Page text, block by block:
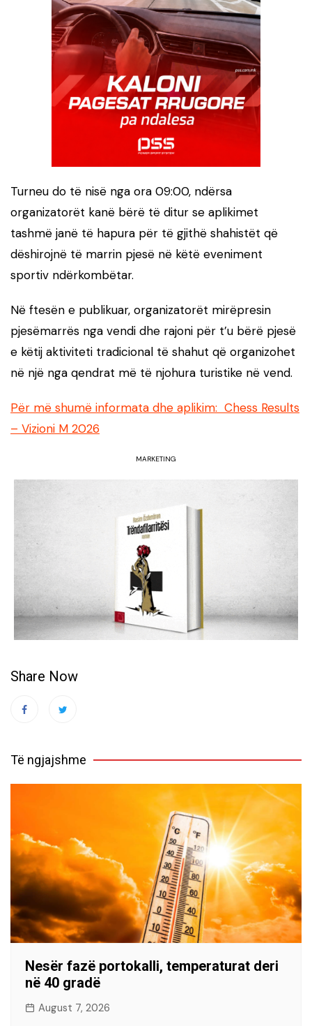
Turneu do të nisë nga ora 09:00, ndërsa
organizatorët kanë bërë të ditur se aplikimet
tashmë janë të hapura për të gjithë shahistët që
dëshirojnë të marrin pjesë në këtë eveniment
sportiv ndërkombëtar.
Në ftesën e publikuar, organizatorët mirëpresin
pjesëmarrës nga vendi dhe rajoni për t’u bërë pjesë
e këtij aktiviteti tradicional të shahut që organizohet
në një nga qendrat më të njohura turistike në vend.
Për më shumë informata dhe aplikim: Chess Results
– Vizioni M 2026
MARKETING
Share Now
Të ngjajshme
Nesër fazë portokalli, temperaturat deri
në 40 gradë
August 7, 2026